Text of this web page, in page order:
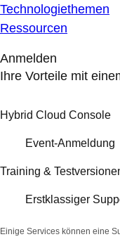
Technologiethemen
Ressourcen
Anmelden
Ihre Vorteile mit
Hybrid Cloud Console
Event-Anmeldung
Training &
Erstklassiger
Einige Services können eine